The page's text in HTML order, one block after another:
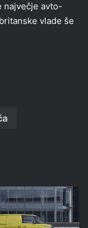
največje avto-
vlade še